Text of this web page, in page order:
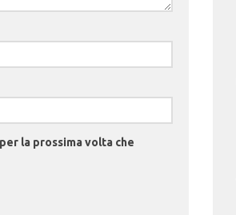
la prossima volta che